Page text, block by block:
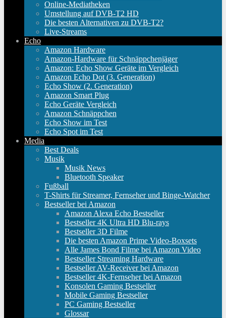
Online-Mediatheken
Umstellung auf DVB-T2 HD
Die besten Alternativen zu DVB-T2?
Live-Streams
Echo
Amazon Hardware
Amazon-Hardware für Schnäppchenjäger
Amazon: Echo Show Geräte im Vergleich
Amazon Echo Dot (3. Generation)
Echo Show (2. Generation)
Amazon Smart Plug
Echo Geräte Vergleich
Amazon Schnäppchen
Echo Show im Test
Echo Spot im Test
Media
Best Deals
Musik
Musik News
Bluetooth Speaker
Fußball
T-Shirts für Streamer, Fernseher und Binge-Watcher
Bestseller bei Amazon
Amazon Alexa Echo Bestseller
Bestseller 4K Ultra HD Blu-rays
Bestseller 3D Filme
Die besten Amazon Prime Video-Boxsets
Alle James Bond Filme bei Amazon Video
Bestseller Streaming Hardware
Bestseller AV-Receiver bei Amazon
Bestseller 4K-Fernseher bei Amazon
Konsolen Gaming Bestseller
Mobile Gaming Bestseller
PC Gaming Bestseller
Glossar